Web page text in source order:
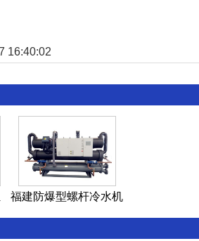
16:40:02
福建防爆型螺杆冷水机